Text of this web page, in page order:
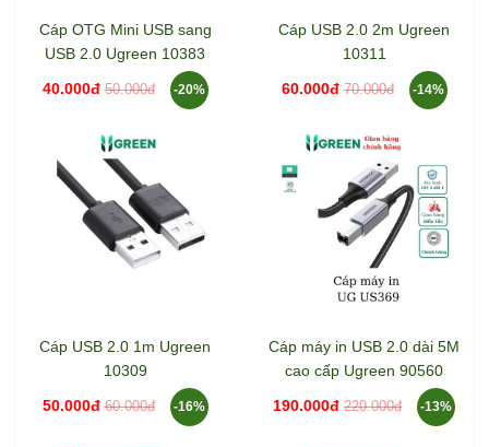
Cáp OTG Mini USB sang
USB 2.0 Ugreen 10383
40.000đ 50.000đ -20%
Cáp USB 2.0 2m Ugreen
10311
60.000đ 70.000đ -14%
Cáp USB 2.0 1m Ugreen
10309
50.000đ 60.000đ -16%
Cáp máy in USB 2.0 dài 5M
cao cấp Ugreen 90560
190.000đ 220.000đ -13%